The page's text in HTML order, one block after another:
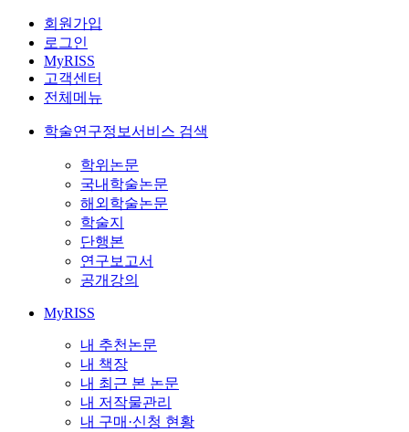
회원가입
로그인
MyRISS
고객센터
전체메뉴
학술연구정보서비스 검색
학위논문
국내학술논문
해외학술논문
학술지
단행본
연구보고서
공개강의
MyRISS
내 추천논문
내 책장
내 최근 본 논문
내 저작물관리
내 구매·신청 현황